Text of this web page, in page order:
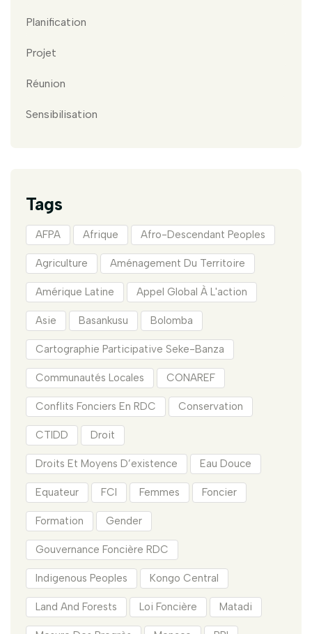
Planification
Projet
Réunion
Sensibilisation
Tags
AFPA Afrique Afro-Descendant Peoples
Agriculture Aménagement Du Territoire
Amérique Latine Appel Global À L'action
Asie Basankusu Bolomba
Cartographie Participative Seke-Banza
Communautés Locales CONAREF
Conflits Fonciers En RDC Conservation
CTIDD Droit
Droits Et Moyens D’existence Eau Douce
Equateur FCI Femmes Foncier
Formation Gender
Gouvernance Foncière RDC
Indigenous Peoples Kongo Central
Land And Forests Loi Foncière Matadi